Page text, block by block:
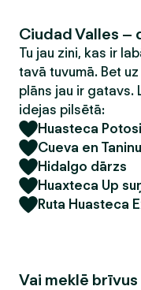
Ciudad Valles –
Tu jau zini, kas ir
tavā tuvumā. Bet
plāns jau ir gatavs.
idejas pilsētā:
Huasteca
Cueva en Taninul
Hidalgo dārzs
Huaxteca Up
Ruta Huasteca
Vai meklē